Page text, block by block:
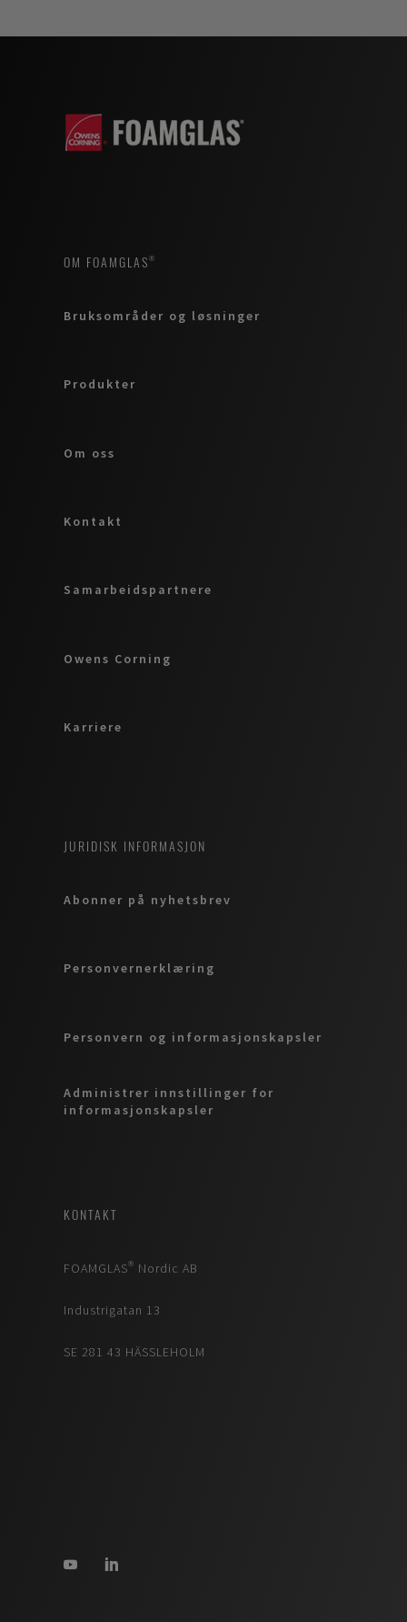
OM FOAMGLAS®
Bruksområder og løsninger
Produkter
Om oss
Kontakt
Samarbeidspartnere
Owens Corning
Karriere
JURIDISK INFORMASJON
Abonner på nyhetsbrev
Personvernerklæring
Personvern og informasjonskapsler
Administrer innstillinger for
informasjonskapsler
KONTAKT
FOAMGLAS® Nordic AB
Industrigatan 13
SE 281 43 HÄSSLEHOLM